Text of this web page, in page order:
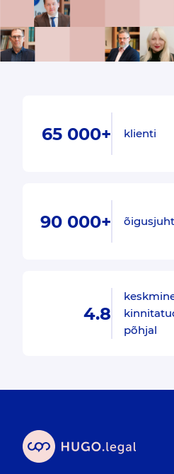
65 000+ klienti
90 000+
4.8
põhjal